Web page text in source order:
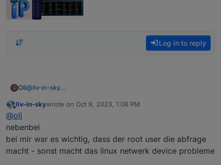
Log in to reply
O Oli@liv-in-sky
gestoßen und es funktioniert wie es soll.
Allerdings habe ich meinen ioBroker über Docker installiert
Skript angezeigt werden und die MAC Adressen fehlen.
@Glasfaser
angezeigt und wenn ja, wie hast du das hinbekommen?
Ausgabe aus dem Skript:
Offline
liv-in-skywrote on Oct 9, 2023, 1:08 PM
last edited by
@oli
nebenbei
bei mir war es wichtig, dass der root user die abfrage
macht - sonst macht das linux netwerk device probleme